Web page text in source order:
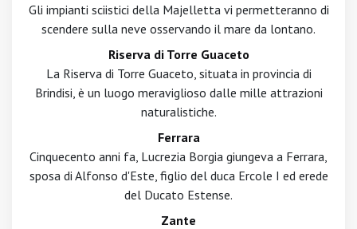
Gli impianti sciistici della Majelletta vi permetteranno di
scendere sulla neve osservando il mare da lontano.
Riserva di Torre Guaceto
La Riserva di Torre Guaceto, situata in provincia di
Brindisi, è un luogo meraviglioso dalle mille attrazioni
naturalistiche.
Ferrara
Cinquecento anni fa, Lucrezia Borgia giungeva a Ferrara,
sposa di Alfonso d'Este, figlio del duca Ercole I ed erede
del Ducato Estense.
Zante